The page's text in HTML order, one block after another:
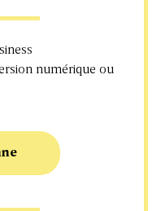
numérique ou